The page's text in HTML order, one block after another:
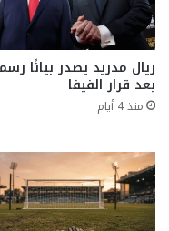
ريال مدريد يصدر بيانًا
بعد قرار الفيفا
منذ 4 أيام